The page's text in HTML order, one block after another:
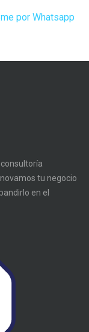
tu negocio
en el